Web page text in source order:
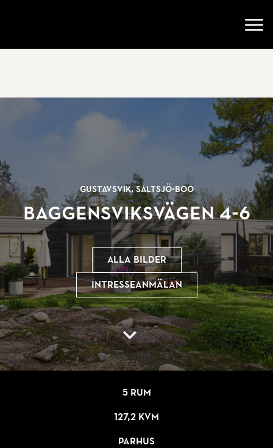
Gustavsvik, Saltsjö-Boo
Baggensviksvägen 4-6
Alla bilder
Intresseanmälan
5 rum
127,2 kvm
Parhus